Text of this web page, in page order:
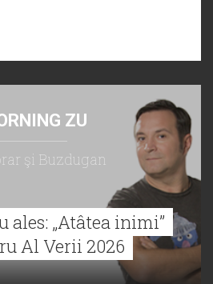
ZU
şi Buzdugan
ales: „Atâtea inimi”
Al Verii 2026